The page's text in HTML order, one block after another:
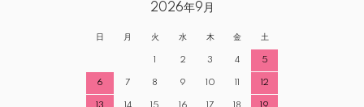
2026年9月
日 月 火 水 木 金 土
1 2 3 4 5
6 7 8 9 10 11 12